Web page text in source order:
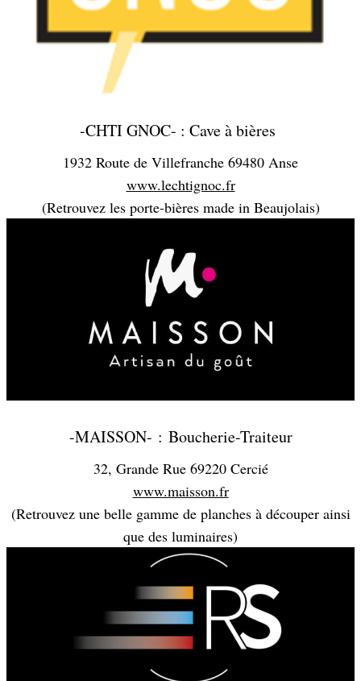
-CHTI GNOC- : Cave à bières
1932 Route de Villefranche 69480 Anse
www.lechtignoc.fr
(Retrouvez les porte-bières made in Beaujolais)
-MAISSON- : Boucherie-Traiteur
32, Grande Rue 69220 Cercié
www.maisson.fr
(Retrouvez une belle gamme de planches à découper ainsi
que des luminaires)